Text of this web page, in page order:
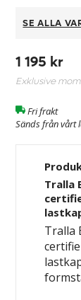
SE ALLA
1 195 kr
Exklusive
Fri frakt
Sänds från vårt
Tralla
Tralla